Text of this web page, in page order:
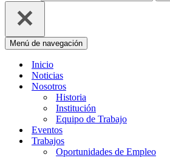
Menú de navegación
Inicio
Noticias
Nosotros
Historia
Institución
Equipo de Trabajo
Eventos
Trabajos
Oportunidades de Empleo